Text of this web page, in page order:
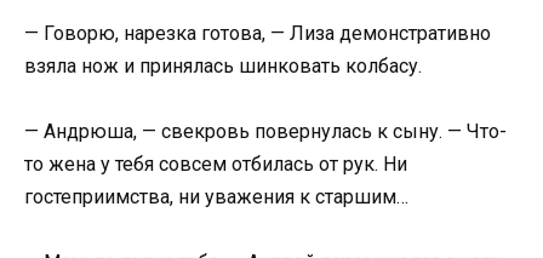
— Говорю, нарезка готова, — Лиза демонстративно
взяла нож и принялась шинковать колбасу.
— Андрюша, — свекровь повернулась к сыну. — Что-
то жена у тебя совсем отбилась от рук. Ни
гостеприимства, ни уважения к старшим…